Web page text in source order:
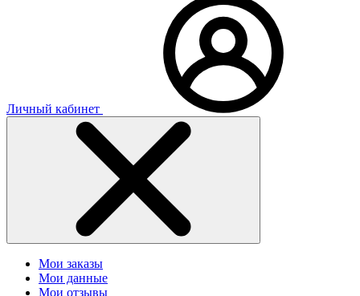
Личный кабинет
Мои заказы
Мои данные
Мои отзывы